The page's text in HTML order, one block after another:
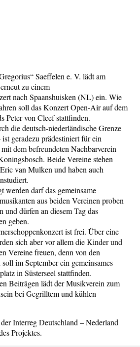
Saeffelen e. V. lädt am
zu einem
nach Spaanshuisken (NL) ein. Wie
soll das Konzert Open-Air auf dem
Peter von Cleef stattfinden.
die deutsch-niederländische Grenze
geradezu prädestiniert für ein
dem befreundeten Nachbarverein
Beide Vereine stehen
van Mulken und haben auch
werden darf das gemeinsame
aus beiden Vereinen proben
und dürfen an diesem Tag das
geben.
ist frei. Über eine
sich aber vor allem die Kinder und
Vereine freuen, denn von den
im September ein gemeinsames
in Süsterseel stattfinden.
Beiträgen lädt der Musikverein zum
bei Gegrilltem und kühlen
Interreg Deutschland – Nederland
Projektes.